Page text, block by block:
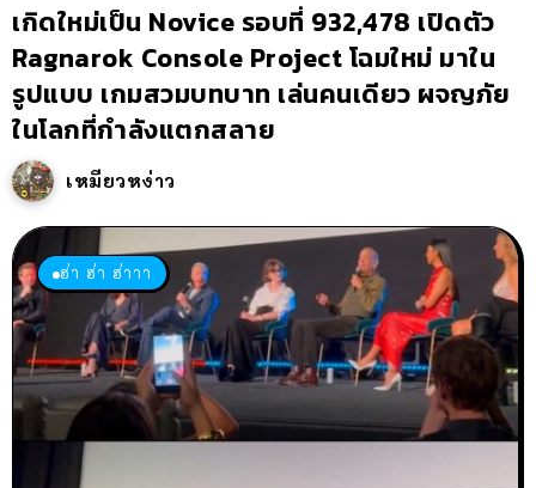
เกิดใหม่เป็น Novice รอบที่ 932,478 เปิดตัว
Ragnarok Console Project โฉมใหม่ มาใน
รูปแบบ เกมสวมบทบาท เล่นคนเดียว ผจญภัย
ในโลกที่กำลังแตกสลาย
เหมียวหง่าว
ฮ่า ฮ่า ฮ่าาา